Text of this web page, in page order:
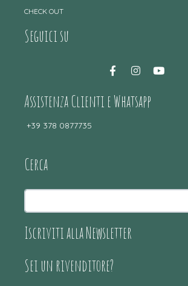
CHECK OUT
Seguici su
Assistenza Clienti e Whatsapp
+39 378 0877735
Cerca
Iscriviti alla Newsletter
Sei un rivenditore?